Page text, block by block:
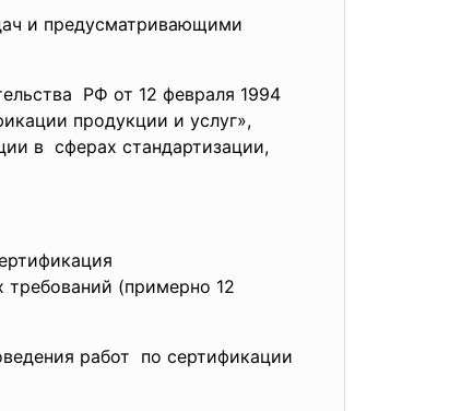
и предусматривающими
РФ от 12 февраля 1994
продукции и услуг»,
в сферах стандартизации,
требований (примерно 12
работ по сертификации